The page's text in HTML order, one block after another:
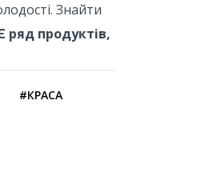
Знайти
ряд продуктів,
#КРАСА